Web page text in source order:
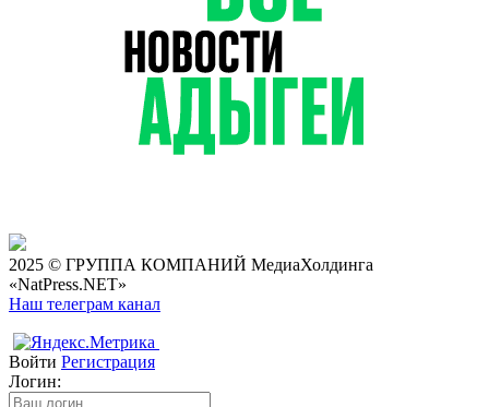
2025 © ГРУППА КОМПАНИЙ МедиаХолдинга
«NatPress.NET»
Наш телеграм канал
Войти Регистрация
Логин: